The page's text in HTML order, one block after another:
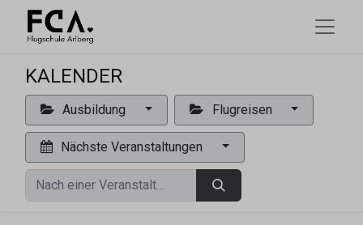
KALENDER
Ausbildung Flugreisen
Nächste Veranstaltungen